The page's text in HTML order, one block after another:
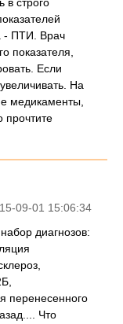
- ПТИ. Врач
показателя,
Если
На
медикаменты,
прочтите
09-01 15:06:34
диагнозов:
перенесенного
Что